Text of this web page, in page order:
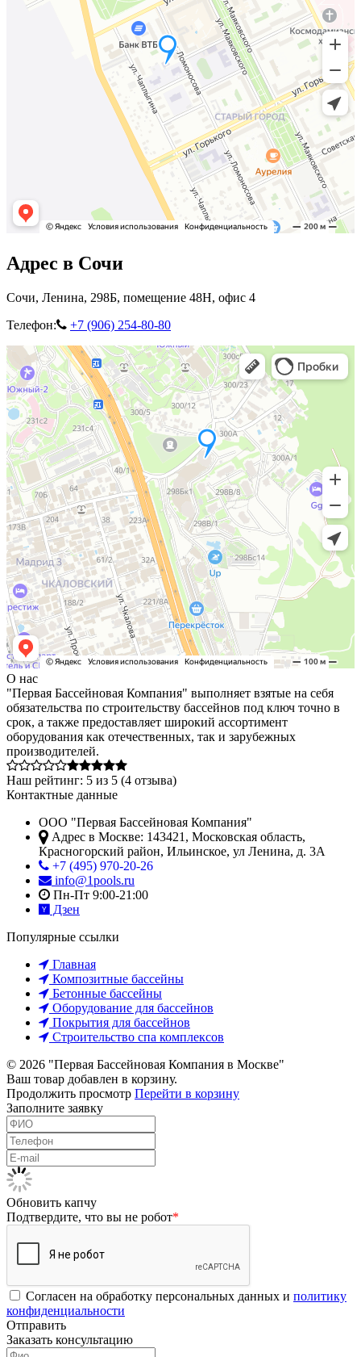
Адрес в Сочи
Сочи, Ленина, 298Б, помещение 48Н, офис 4
Телефон:
+7 (906) 254-80-80
О нас
"Первая Бассейновая Компания" выполняет взятые на себя
обязательства по строительству бассейнов под ключ точно в
срок, а также предоставляет широкий ассортимент
оборудования как отечественных, так и зарубежных
производителей.
Наш рейтинг: 5 из 5 (4 отзыва)
Контактные данные
ООО "Первая Бассейновая Компания"
Адрес в Москве: 143421 , Московская область,
Красногорский район, Ильинское, ул Ленина, д. 3А
+7 (495) 970-20-26
info@1pools.ru
Пн-Пт 9:00-21:00
Дзен
Популярные ссылки
Главная
Композитные бассейны
Бетонные бассейны
Оборудование для бассейнов
Покрытия для бассейнов
Строительство спа комплексов
© 2026 "Первая Бассейновая Компания в Москве"
Ваш товар добавлен в корзину.
Продолжить просмотр Перейти в корзину
Заполните заявку
Обновить капчу
Подтвердите, что вы не робот*
Согласен на обработку персональных данных и политику
конфиденциальности
Отправить
Заказать консультацию